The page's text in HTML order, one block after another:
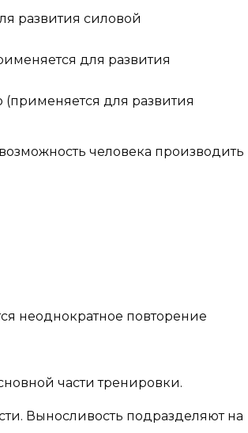
развития силовой
для развития
для развития
человека производить
неоднократное повторение
части тренировки.
Выносливость подразделяют на